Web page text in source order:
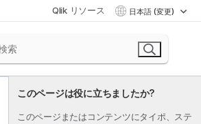
Qlik リソース 日本語 (変更)
このページは役に立ちましたか?
このページまたはコンテンツにタイポ、ステ